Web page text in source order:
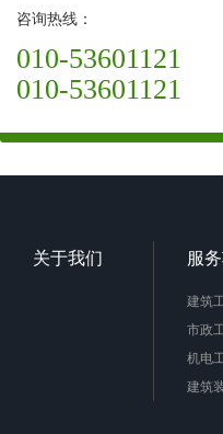
咨询热线：
010-53601121
010-53601121
关于我们 服
建筑
市政
机电
建筑